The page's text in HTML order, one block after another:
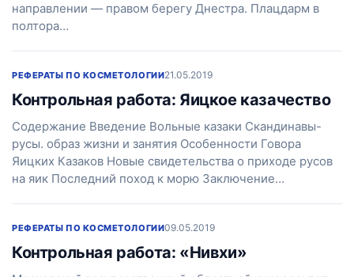
направлении — правом берегу Днестра. Плацдарм в
полтора…
РЕФЕРАТЫ ПО КОСМЕТОЛОГИИ21.05.2019
Контрольная работа: Яицкое казачество
Содержание Введение Вольные казаки Скандинавы-
русы. образ жизни и занятия Особенности Говора
Яицких Казаков Новые свидетельства о приходе русов
на яик Последний поход к морю Заключение…
РЕФЕРАТЫ ПО КОСМЕТОЛОГИИ09.05.2019
Контрольная работа: «Нивхи»